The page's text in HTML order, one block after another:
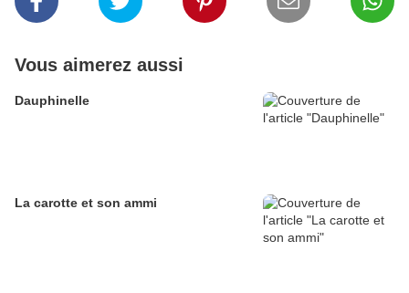
Vous aimerez aussi
Dauphinelle
La carotte et son ammi